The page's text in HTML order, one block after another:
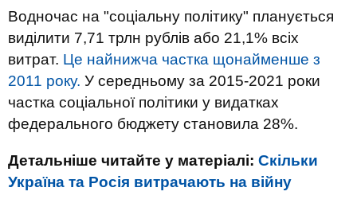
Водночас на "соціальну політику" планується
виділити 7,71 трлн рублів або 21,1% всіх
витрат. Це найнижча частка щонайменше з
2011 року. У середньому за 2015-2021 роки
частка соціальної політики у видатках
федерального бюджету становила 28%.
Детальніше читайте у матеріалі: Скільки
Україна та Росія витрачають на війну